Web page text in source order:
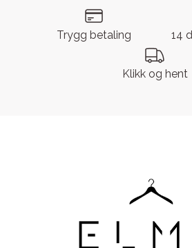
Trygg betaling 14
Klikk og hent